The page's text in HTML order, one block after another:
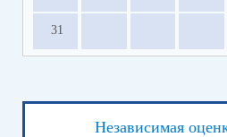
31
Независимая